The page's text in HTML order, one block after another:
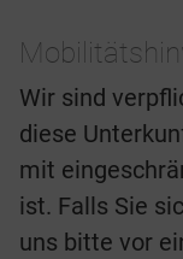
Wir sind
diese
mit
ist. Falls Sie
uns bitte vor